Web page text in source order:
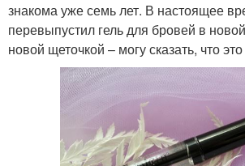
знакома уже семь лет. В настоящее
перевыпустил гель для бровей в
новой щеточкой – могу сказать, что